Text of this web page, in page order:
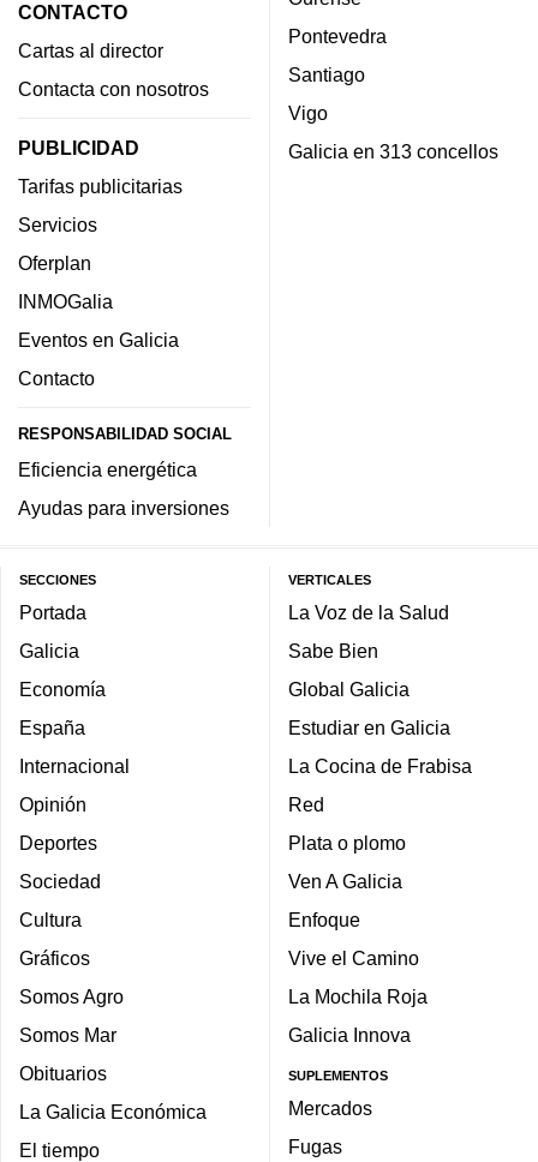
CONTACTO
Cartas al director
Contacta con nosotros
PUBLICIDAD
Tarifas publicitarias
Servicios
Oferplan
INMOGalia
Eventos en Galicia
Contacto
RESPONSABILIDAD SOCIAL
Eficiencia energética
Ayudas para inversiones
Pontevedra
Santiago
Vigo
Galicia en 313 concellos
SECCIONES
Portada
Galicia
Economía
España
Internacional
Opinión
Deportes
Sociedad
Cultura
Gráficos
Somos Agro
Somos Mar
Obituarios
La Galicia Económica
El tiempo
VERTICALES
La Voz de la Salud
Sabe Bien
Global Galicia
Estudiar en Galicia
La Cocina de Frabisa
Red
Plata o plomo
Ven A Galicia
Enfoque
Vive el Camino
La Mochila Roja
Galicia Innova
SUPLEMENTOS
Mercados
Fugas